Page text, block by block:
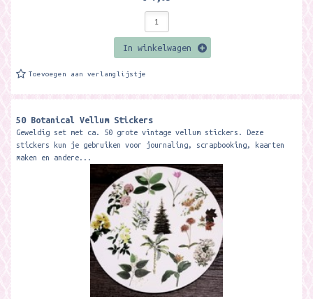
In winkelwagen
Toevoegen aan verlanglijstje
50 Botanical Vellum Stickers
Geweldig set met ca. 50 grote vintage vellum stickers. Deze
stickers kun je gebruiken voor journaling, scrapbooking, kaarten
maken en andere...